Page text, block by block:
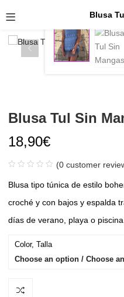
Blusa
Blusa Tul Sin
18,90€
(0 customer
Blusa tipo túnica de estilo
croché y con bajos y espalda
días de verano, playa o piscina.
Color, Talla
Choose an option / Choose